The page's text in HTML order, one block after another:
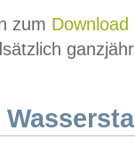
zum Download